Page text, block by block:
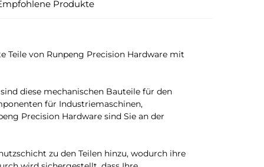
Produkte
Teile von Runpeng Precision Hardware mit
diese mechanischen Bauteile für den
für Industriemaschinen,
Precision Hardware sind Sie an der
zu den Teilen hinzu, wodurch ihre